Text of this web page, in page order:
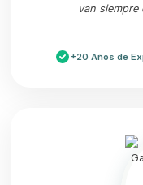
van siempre
+20 Años de